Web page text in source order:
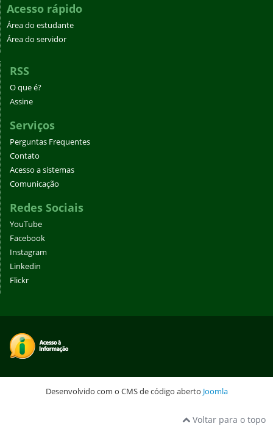
Acesso rápido
Área do estudante
Área do servidor
RSS
O que é?
Assine
Serviços
Perguntas Frequentes
Contato
Acesso a sistemas
Comunicação
Redes Sociais
YouTube
Facebook
Instagram
Linkedin
Flickr
Desenvolvido com o CMS de código aberto Joomla
Voltar para o topo